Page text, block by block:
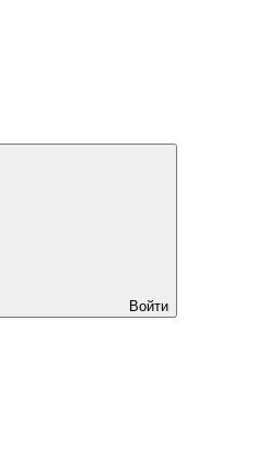
Войти